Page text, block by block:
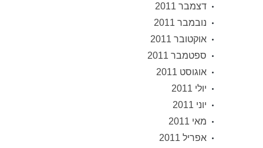
דצמבר 2011
נובמבר 2011
אוקטובר 2011
ספטמבר 2011
אוגוסט 2011
יולי 2011
יוני 2011
מאי 2011
אפריל 2011